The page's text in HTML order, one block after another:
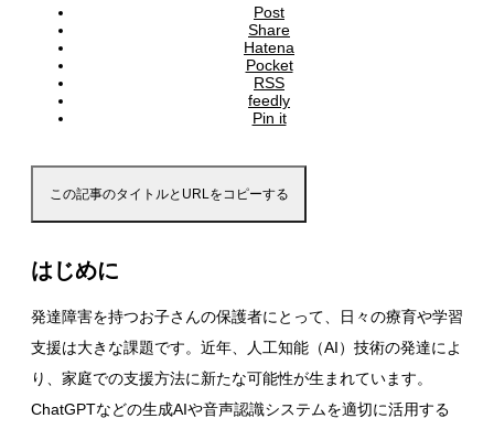
Post
Share
Hatena
Pocket
RSS
feedly
Pin it
この記事のタイトルとURLをコピーする
はじめに
発達障害を持つお子さんの保護者にとって、日々の療育や学習
支援は大きな課題です。近年、人工知能（AI）技術の発達によ
り、家庭での支援方法に新たな可能性が生まれています。
ChatGPTなどの生成AIや音声認識システムを適切に活用する